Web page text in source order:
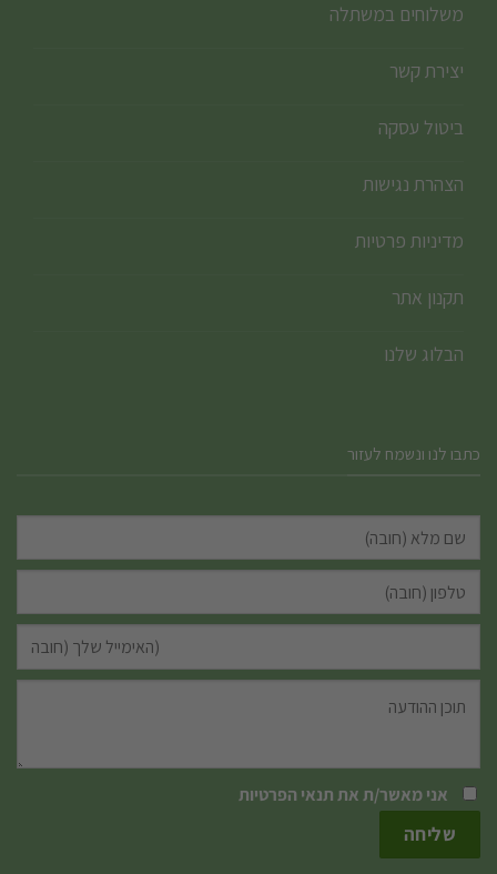
משלוחים במשתלה
יצירת קשר
ביטול עסקה
הצהרת נגישות
מדיניות פרטיות
תקנון אתר
הבלוג שלנו
כתבו לנו ונשמח לעזור
אני מאשר/ת אתתנאי הפרטיות